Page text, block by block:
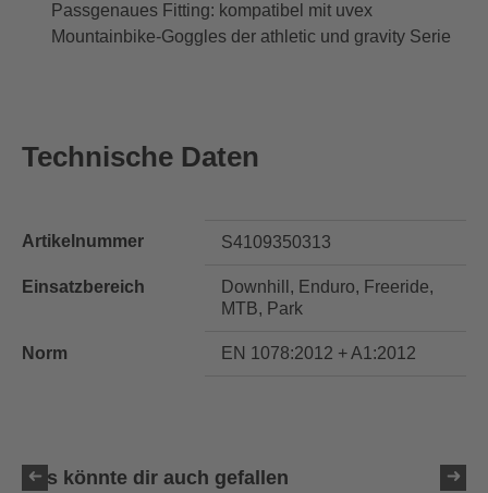
Passgenaues Fitting: kompatibel mit uvex
Mountainbike-Goggles der athletic und gravity Serie
Technische Daten
Artikelnummer S4109350313
Einsatzbereich
Downhill, Enduro, Freeride,
MTB, Park
Norm EN 1078:2012 + A1:2012
Das könnte dir auch gefallen